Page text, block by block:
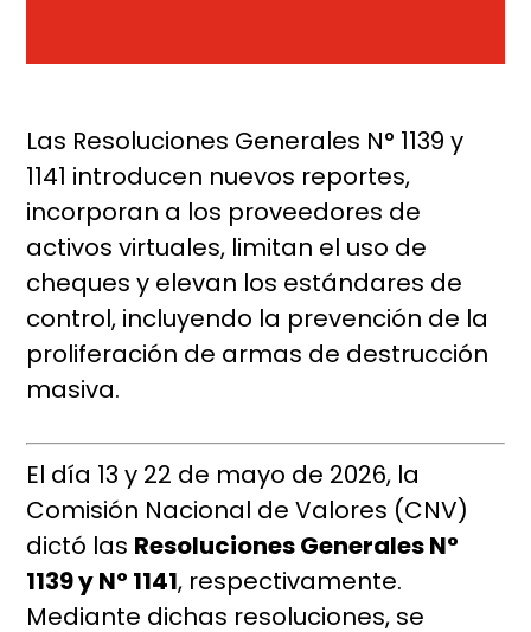
Las Resoluciones Generales N° 1139 y
1141 introducen nuevos reportes,
incorporan a los proveedores de
activos virtuales, limitan el uso de
cheques y elevan los estándares de
control, incluyendo la prevención de la
proliferación de armas de destrucción
masiva.
El día 13 y 22 de mayo de 2026, la
Comisión Nacional de Valores (CNV)
dictó las Resoluciones Generales N°
1139 y N° 1141, respectivamente.
Mediante dichas resoluciones, se